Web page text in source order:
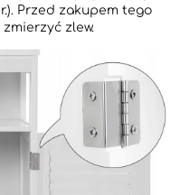
Przed zakupem tego
zlew.